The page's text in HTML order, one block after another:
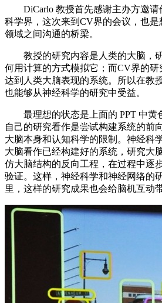
DiCarlo 教授首先感谢主办方邀请
科学界，这次来到CV界的会议，也
领域之间沟通的桥梁。
教授的研究内容是人类的大脑，
何用计算的方式模拟它；而CV界的研
达到人类大脑表现的系统。所以在教
也能够从神经科学的研究中受益。
最理想的状态是上面的 PPT 中黄
自己的研究看作是尝试构建系统的前
大脑本身和认知科学的限制。神经科
大脑看作已经构建好的系统，研究大
仿大脑结构的反向工程，在过程中逐
验证。这样，神经科学和神经网络的
里，这样的研究成果也会给脑机互动